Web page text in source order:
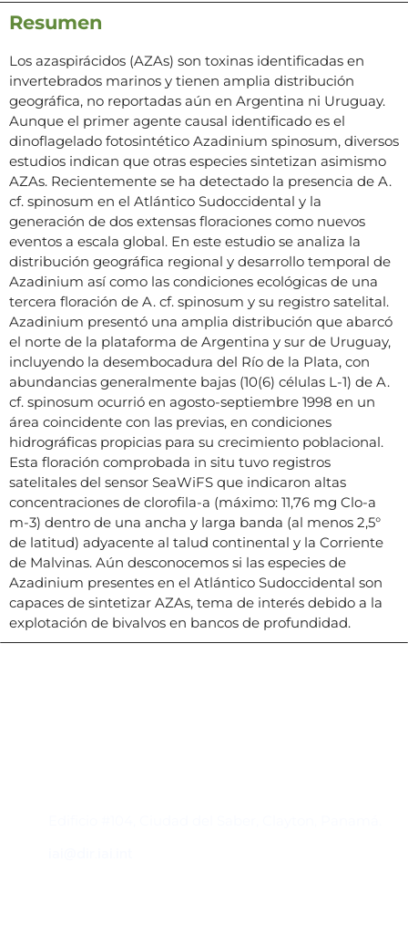
Resumen
Los azaspirácidos (AZAs) son toxinas identificadas en
invertebrados marinos y tienen amplia distribución
geográfica, no reportadas aún en Argentina ni Uruguay.
Aunque el primer agente causal identificado es el
dinoflagelado fotosintético Azadinium spinosum, diversos
estudios indican que otras especies sintetizan asimismo
AZAs. Recientemente se ha detectado la presencia de A.
cf. spinosum en el Atlántico Sudoccidental y la
generación de dos extensas floraciones como nuevos
eventos a escala global. En este estudio se analiza la
distribución geográfica regional y desarrollo temporal de
Azadinium así como las condiciones ecológicas de una
tercera floración de A. cf. spinosum y su registro satelital.
Azadinium presentó una amplia distribución que abarcó
el norte de la plataforma de Argentina y sur de Uruguay,
incluyendo la desembocadura del Río de la Plata, con
abundancias generalmente bajas (10(6) células L-1) de A.
cf. spinosum ocurrió en agosto-septiembre 1998 en un
área coincidente con las previas, en condiciones
hidrográficas propicias para su crecimiento poblacional.
Esta floración comprobada in situ tuvo registros
satelitales del sensor SeaWiFS que indicaron altas
concentraciones de clorofila-a (máximo: 11,76 mg Clo-a
m-3) dentro de una ancha y larga banda (al menos 2,5°
de latitud) adyacente al talud continental y la Corriente
de Malvinas. Aún desconocemos si las especies de
Azadinium presentes en el Atlántico Sudoccidental son
capaces de sintetizar AZAs, tema de interés debido a la
explotación de bivalvos en bancos de profundidad.